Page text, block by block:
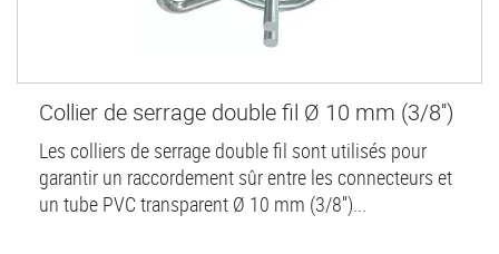
Collier de serrage double fil Ø 10 mm (3/8'')
Les colliers de serrage double fil sont utilisés pour
garantir un raccordement sûr entre les connecteurs et
un tube PVC transparent Ø 10 mm (3/8'')...